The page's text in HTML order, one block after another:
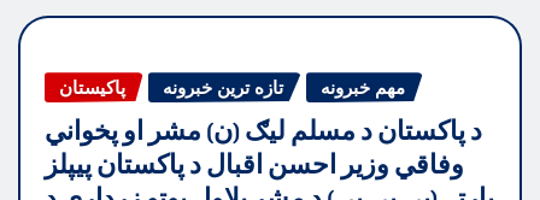
پاکیستان تازه ترین خبرونه مهم خبرونه
د پاکستان د مسلم ليګ (ن) مشر او پخواني
وفاقي وزير احسن اقبال د پاکستان پيپلز